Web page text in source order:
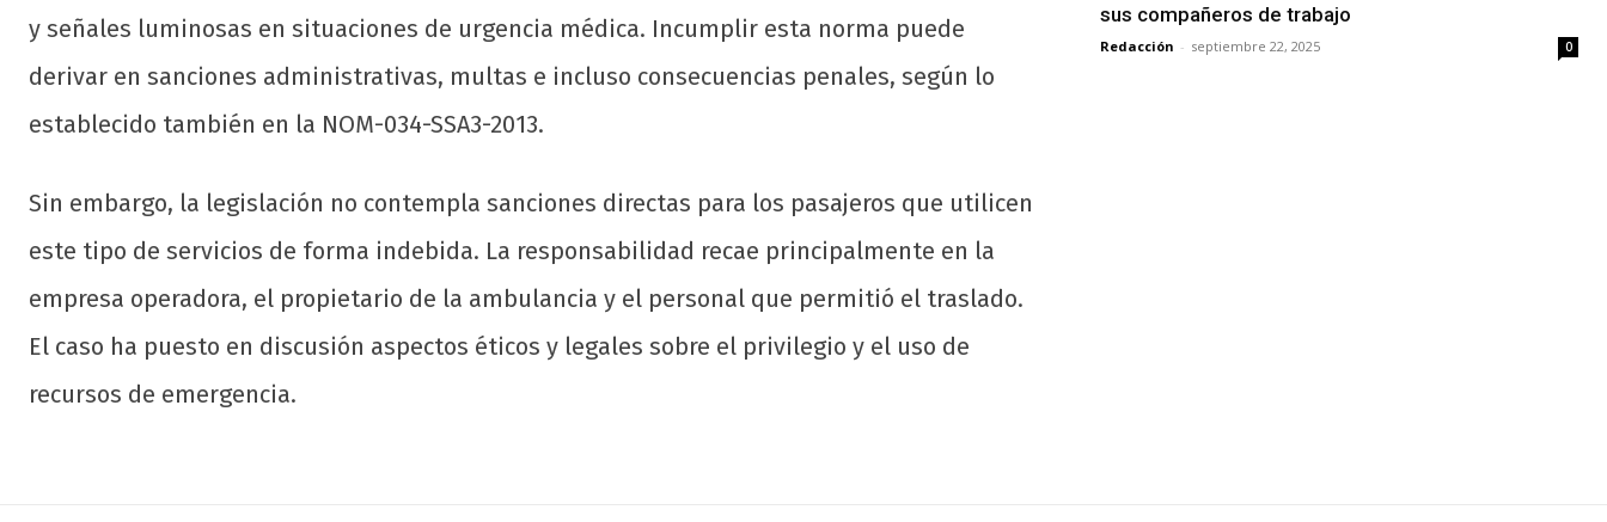
y señales luminosas en situaciones de urgencia médica. Incumplir esta norma puede
derivar en sanciones administrativas, multas e incluso consecuencias penales, según lo
establecido también en la NOM-034-SSA3-2013.
Sin embargo, la legislación no contempla sanciones directas para los pasajeros que utilicen
este tipo de servicios de forma indebida. La responsabilidad recae principalmente en la
empresa operadora, el propietario de la ambulancia y el personal que permitió el traslado.
El caso ha puesto en discusión aspectos éticos y legales sobre el privilegio y el uso de
recursos de emergencia.
sus compañeros de trabajo
Redacción - septiembre 22, 2025 0